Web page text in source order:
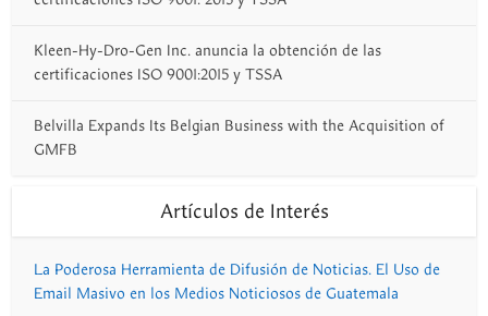
Kleen-Hy-Dro-Gen Inc. anuncia la obtención de las
certificaciones ISO 9001:2015 y TSSA
Belvilla Expands Its Belgian Business with the Acquisition of
GMFB
Artículos de Interés
La Poderosa Herramienta de Difusión de Noticias. El Uso de
Email Masivo en los Medios Noticiosos de Guatemala